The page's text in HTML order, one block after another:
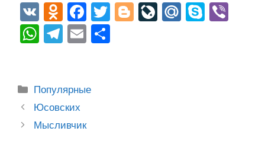
V
K
O
d
n
kl
a
ss
F
a
c
b
o
T
Bl Li
M S
W
s
A
p
T
gr
a
m
E
Рубрики
Популярные
Post
navigation
Юсовских
Мысливчик